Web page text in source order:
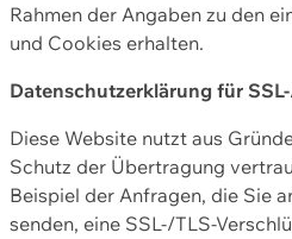
Rahmen der Angaben zu den
und Cookies erhalten.
Datenschutzerklärung für
Diese Website nutzt aus
Schutz der Übertragung
Beispiel der Anfragen, die Sie
senden, eine SSL-/TLS-